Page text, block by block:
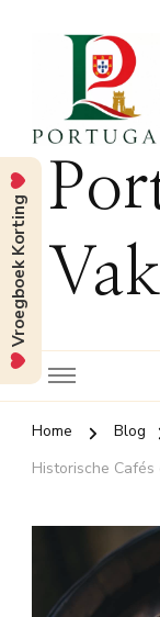
Home Blog
Historische
Vroegboek Korting